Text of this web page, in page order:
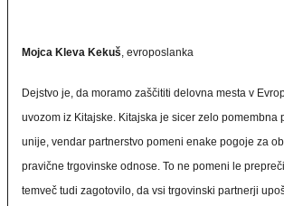
Mojca Kleva Kekuš, evroposlanka
Dejstvo je, da moramo zaščititi delovna mesta v
uvozom iz Kitajske. Kitajska je sicer zelo pomembna
unije, vendar partnerstvo pomeni enake pogoje za
pravične trgovinske odnose. To ne pomeni le
temveč tudi zagotovilo, da vsi trgovinski partnerji